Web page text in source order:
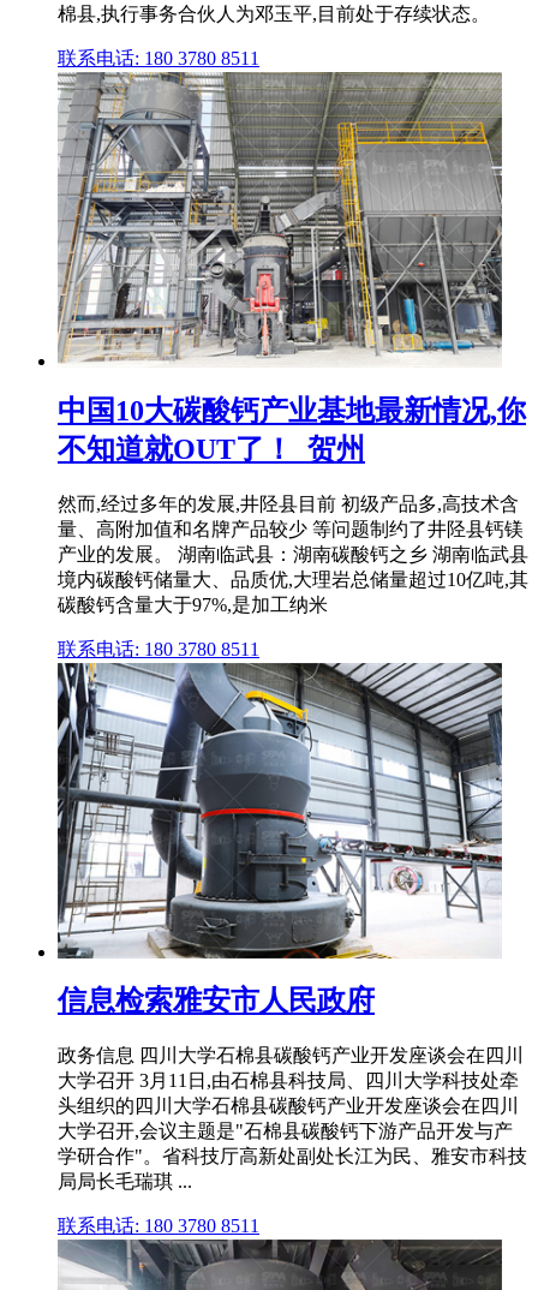
棉县,执行事务合伙人为邓玉平,目前处于存续状态。
联系电话: 180 3780 8511
中国10大碳酸钙产业基地最新情况,你
不知道就OUT了！_贺州
然而,经过多年的发展,井陉县目前 初级产品多,高技术含
量、高附加值和名牌产品较少 等问题制约了井陉县钙镁
产业的发展。 湖南临武县：湖南碳酸钙之乡 湖南临武县
境内碳酸钙储量大、品质优,大理岩总储量超过10亿吨,其
碳酸钙含量大于97%,是加工纳米
联系电话: 180 3780 8511
信息检索雅安市人民政府
政务信息 四川大学石棉县碳酸钙产业开发座谈会在四川
大学召开 3月11日,由石棉县科技局、四川大学科技处牵
头组织的四川大学石棉县碳酸钙产业开发座谈会在四川
大学召开,会议主题是"石棉县碳酸钙下游产品开发与产
学研合作"。省科技厅高新处副处长江为民、雅安市科技
局局长毛瑞琪 ...
联系电话: 180 3780 8511